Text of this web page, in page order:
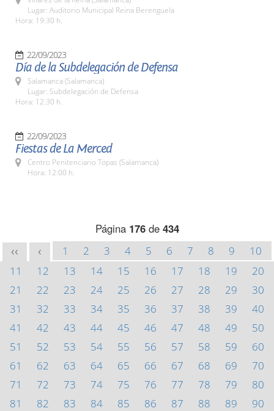
Lugar: Auditorio Municipal Reina Berenguela
Hora: 19:30 h.
22/09/2023
Día de la Subdelegación de Defensa
Salamanca (Salamanca)
Lugar: Subdelegación de Defensa
Hora: 12:30 h.
22/09/2023
Fiestas de La Merced
Centro Penitenciario Topas (Salamanca)
Hora: 12:00 h.
Página 176de 434
<< < 1 2 3 4 5 6 7 8 9
10
11
12 13 14 15 16 17 18 19
20
21
22 23 24 25 26 27 28 29
30
31
32 33 34 35 36 37 38 39
40
41
42 43 44 45 46 47 48 49
50
51
52 53 54 55 56 57 58 59
60
61
62 63 64 65 66 67 68 69
70
71
72 73 74 75 76 77 78 79
80
81
82 83 84 85 86 87 88 89
90